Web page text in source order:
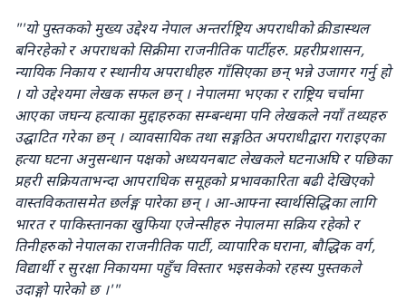
"'यो पुस्तकको मुख्य उद्देश्य नेपाल अन्तर्राष्ट्रिय अपराधीको क्रीडास्थल
बनिरहेको र अपराधको सिक्रीमा राजनीतिक पार्टीहरु. प्रहरीप्रशासन,
न्यायिक निकाय र स्थानीय अपराधीहरु गाँसिएका छन् भन्ने उजागर गर्नु हो
। यो उद्देश्यमा लेखक सफल छन् । नेपालमा भएका र राष्ट्रिय चर्चामा
आएका जघन्य हत्याका मुद्दाहरुका सम्बन्धमा पनि लेखकले नयाँ तथ्यहरु
उद्घाटित गरेका छन् । व्यावसायिक तथा सङ्गठित अपराधीद्वारा गराइएका
हत्या घटना अनुसन्धान पक्षको अध्ययनबाट लेखकले घटनाअघि र पछिका
प्रहरी सक्रियताभन्दा आपराधिक समूहको प्रभावकारिता बढी देखिएको
वास्तविकतासमेत छर्लङ्ग पारेका छन् । आ-आफ्ना स्वार्थसिद्धिका लागि
भारत र पाकिस्तानका खुफिया एजेन्सीहरु नेपालमा सक्रिय रहेको र
तिनीहरुको नेपालका राजनीतिक पार्टी, व्यापारिक घराना, बौद्धिक वर्ग,
विद्यार्थी र सुरक्षा निकायमा पहुँच विस्तार भइसकेको रहस्य पुस्तकले
उदाङ्गो पारेको छ ।'"